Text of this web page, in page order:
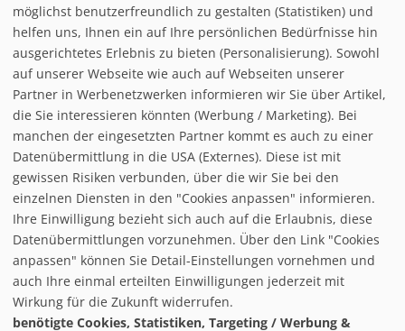
follow us on facebook
Home
Datenschutzerklärung
Impressum
Cookie Management
möglichst benutzerfreundlich zu gestalten (Statistiken) und
helfen uns, Ihnen ein auf Ihre persönlichen Bedürfnisse hin
ausgerichtetes Erlebnis zu bieten (Personalisierung). Sowohl
auf unserer Webseite wie auch auf Webseiten unserer
Partner in Werbenetzwerken informieren wir Sie über Artikel,
die Sie interessieren könnten (Werbung / Marketing). Bei
manchen der eingesetzten Partner kommt es auch zu einer
Datenübermittlung in die USA (Externes). Diese ist mit
gewissen Risiken verbunden, über die wir Sie bei den
einzelnen Diensten in den "Cookies anpassen" informieren.
Ihre Einwilligung bezieht sich auch auf die Erlaubnis, diese
Datenübermittlungen vorzunehmen. Über den Link "Cookies
anpassen" können Sie Detail-Einstellungen vornehmen und
auch Ihre einmal erteilten Einwilligungen jederzeit mit
Wirkung für die Zukunft widerrufen.
benötigte Cookies, Statistiken, Targeting / Werbung &